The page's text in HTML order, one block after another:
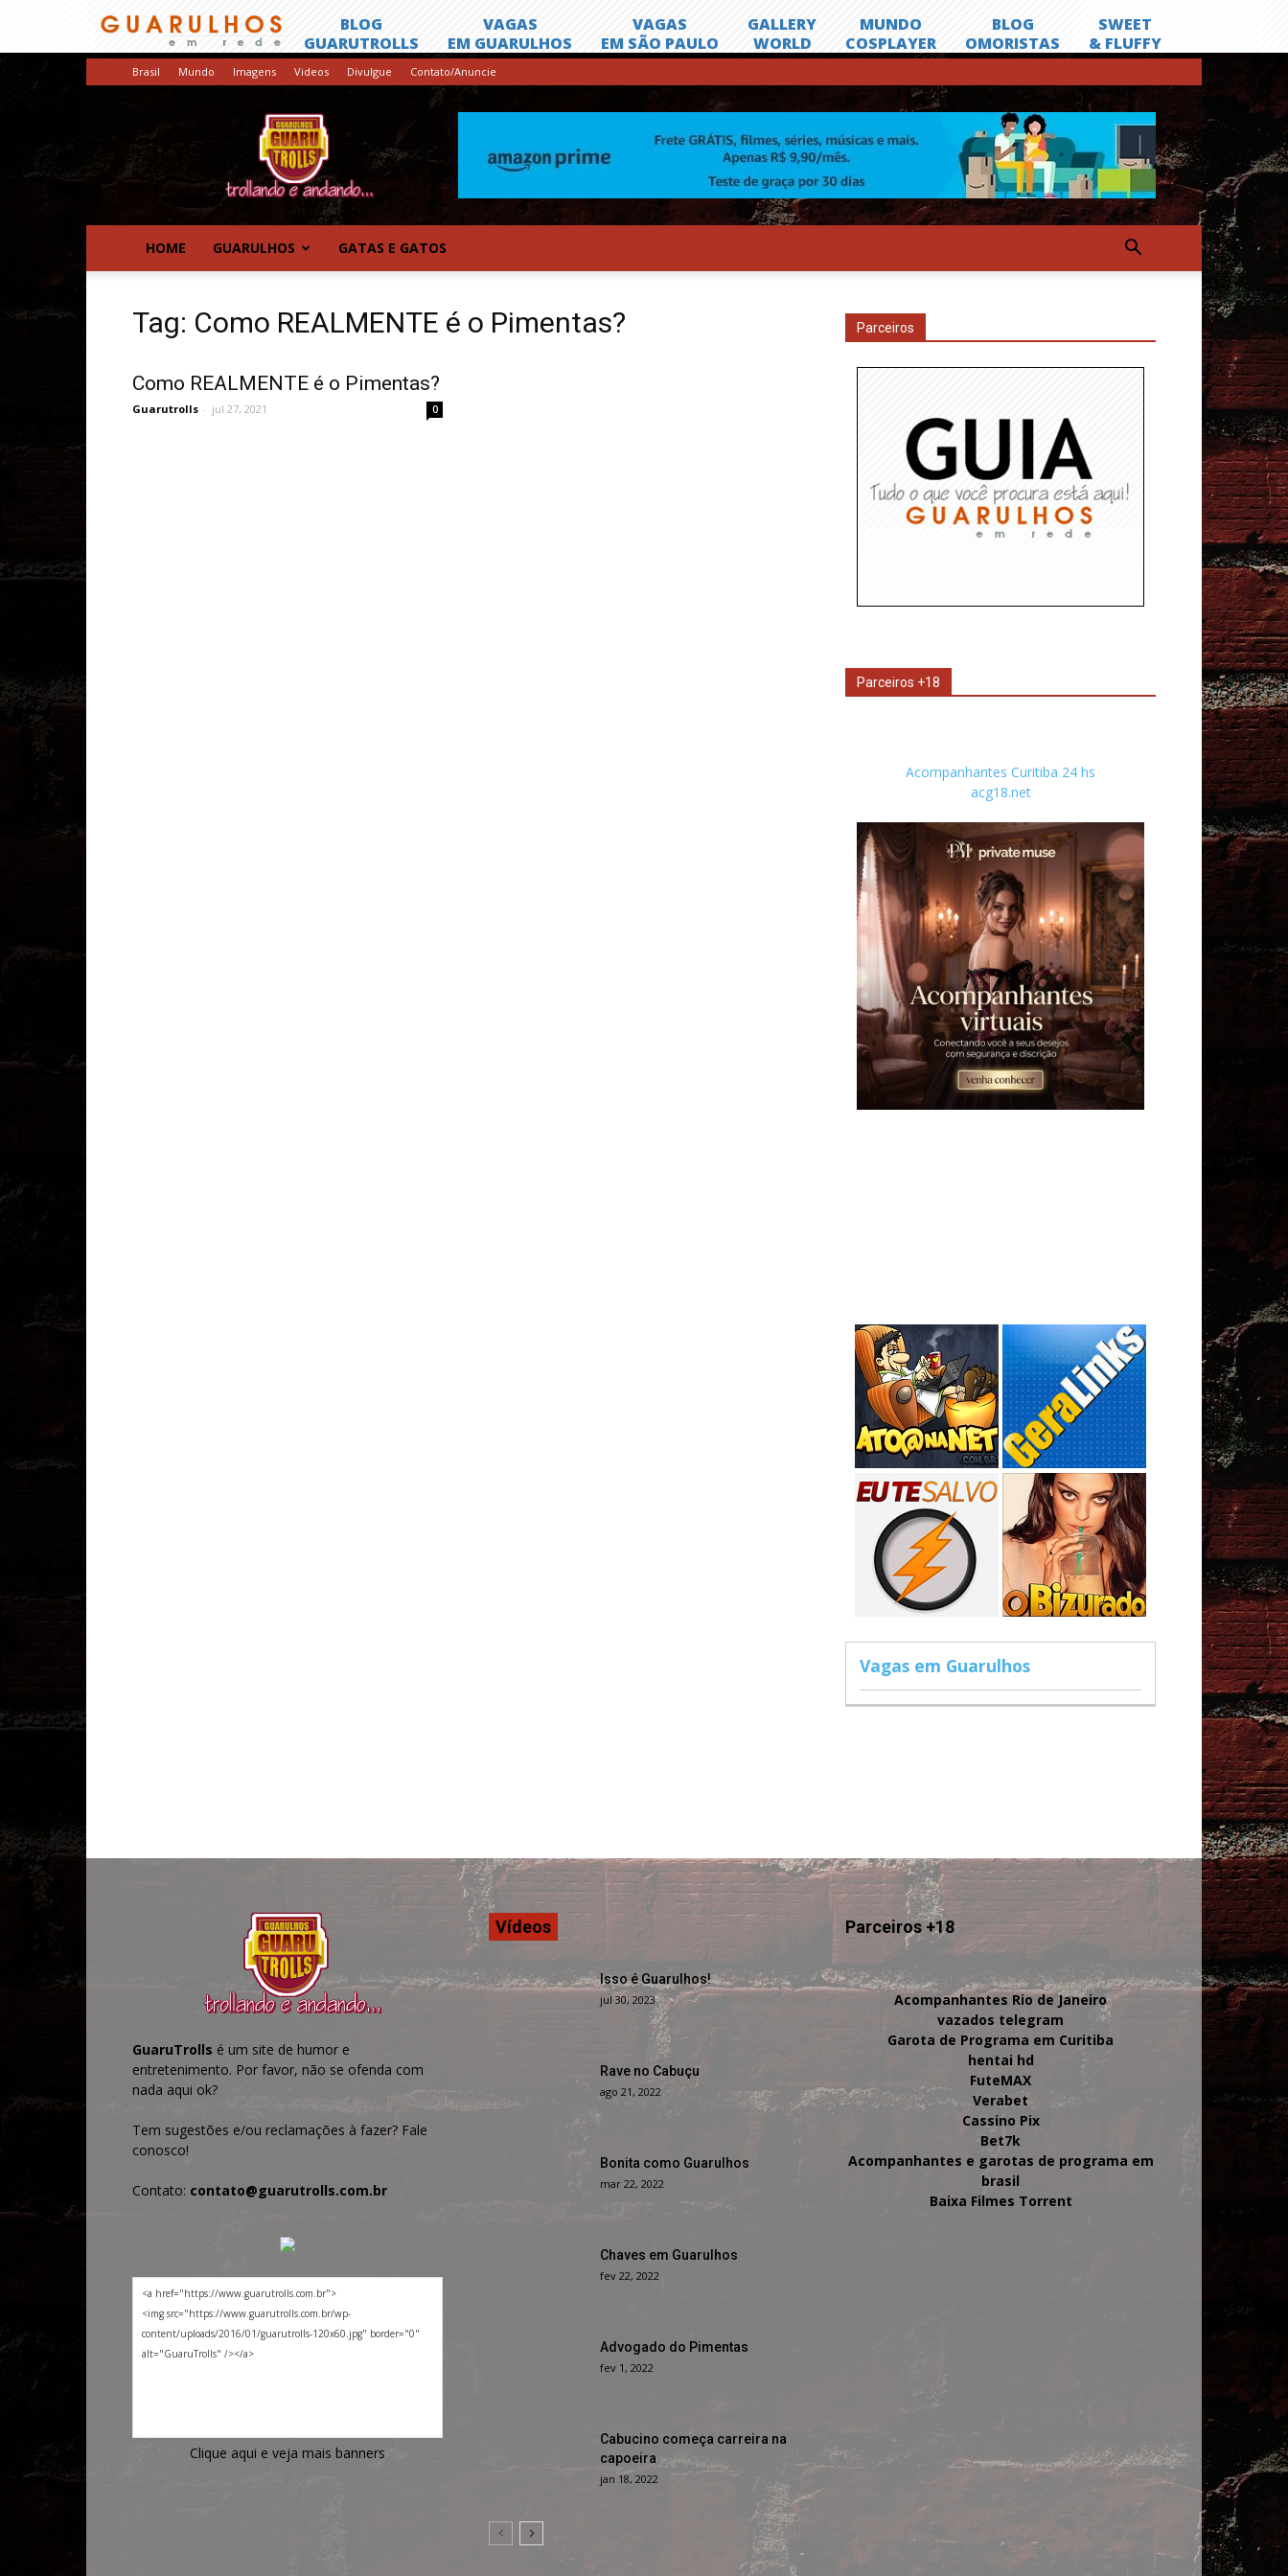
Brasil Mundo Imagens Videos Divulgue Contato/Anuncie
HOME GUARULHOS GATAS E GATOS
Tag: Como REALMENTE é o Pimentas?
Como REALMENTE é o Pimentas?
Guarutrolls - jul 27, 2021 0
Parceiros
Parceiros +18
Acompanhantes Curitiba 24 hs
acg18.net
Vagas em Guarulhos
GuaruTrolls é um site de humor e
entretenimento. Por favor, não se ofenda com
nada aqui ok?
Tem sugestões e/ou reclamações à fazer? Fale
conosco!
Contato: contato@guarutrolls.com.br
Clique aqui e veja mais banners
Vídeos
Isso é Guarulhos!
jul 30, 2023
Rave no Cabuçu
ago 21, 2022
Bonita como Guarulhos
mar 22, 2022
Chaves em Guarulhos
fev 22, 2022
Advogado do Pimentas
fev 1, 2022
Cabucino começa carreira na
capoeira
jan 18, 2022
Parceiros +18
Acompanhantes Rio de Janeiro
vazados telegram
Garota de Programa em Curitiba
hentai hd
FuteMAX
Verabet
Cassino Pix
Bet7k
Acompanhantes e garotas de programa em
brasil
Baixa Filmes Torrent